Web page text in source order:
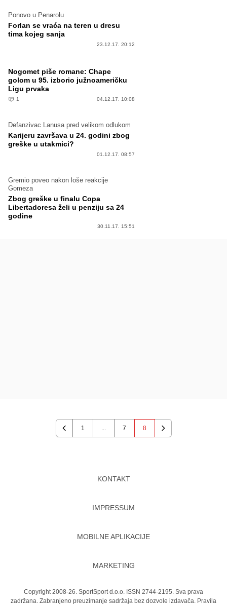
Ponovo u Penarolu
Forlan se vraća na teren u dresu
tima kojeg sanja
23.12.17. 20:12
Nogomet piše romane: Chape
golom u 95. izborio južnoameričku
Ligu prvaka
1 04.12.17. 10:08
Defanzivac Lanusa pred velikom odlukom
Karijeru završava u 24. godini zbog
greške u utakmici?
01.12.17. 08:57
Gremio poveo nakon loše reakcije
Gomeza
Zbog greške u finalu Copa
Libertadoresa želi u penziju sa 24
godine
30.11.17. 15:51
Previous
1 ... 7 8
Next
KONTAKT
IMPRESSUM
MOBILNE APLIKACIJE
MARKETING
Copyright 2008-26. SportSport d.o.o. ISSN 2744-2195. Sva prava
zadržana. Zabranjeno preuzimanje sadržaja bez dozvole izdavača. Pravila